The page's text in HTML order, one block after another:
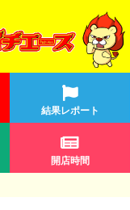
結果レポート
開店時間